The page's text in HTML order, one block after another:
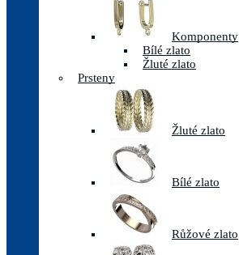
Komponenty
Bílé zlato
Žluté zlato
Prsteny
Žluté zlato
Bílé zlato
Růžové zlato